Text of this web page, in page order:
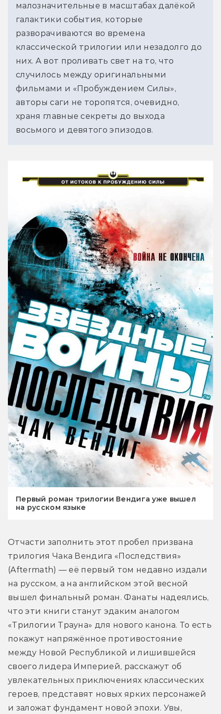
малозначительные в масштабах далёкой
галактики события, которые
разворачиваются во времена
классической трилогии или незадолго до
них. А вот проливать свет на то, что
случилось между оригинальными
фильмами и «Пробуждением Силы»,
авторы саги не торопятся, очевидно,
храня главные секреты до выхода
восьмого и девятого эпизодов.
Первый роман трилогии Вендига уже вышел
на русском языке
Отчасти заполнить этот пробел призвана
трилогия Чака Вендига «Последствия»
(Aftermath) — её первый том недавно издали
на русском, а на английском этой весной
вышел финальный роман. Фанаты надеялись,
что эти книги станут эдаким аналогом
«Трилогии Трауна» для нового канона. То есть
покажут напряжённое противостояние
между Новой Республикой и лишившейся
своего лидера Империей, расскажут об
увлекательных приключениях классических
героев, представят новых ярких персонажей
и заложат фундамент новой эпохи. Увы,